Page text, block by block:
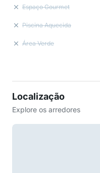
Espaço Gourmet
Piscina Aquecida
Área Verde
Localização
Explore os arredores